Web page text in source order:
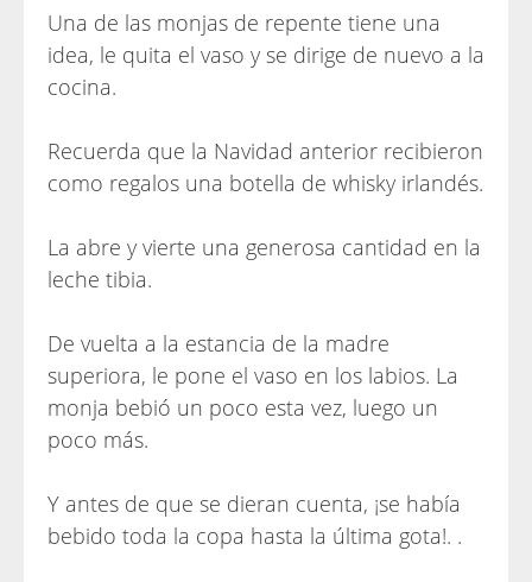
Una de las monjas de repente tiene una
idea, le quita el vaso y se dirige de nuevo a la
cocina.
Recuerda que la Navidad anterior recibieron
como regalos una botella de whisky irlandés.
La abre y vierte una generosa cantidad en la
leche tibia.
De vuelta a la estancia de la madre
superiora, le pone el vaso en los labios. La
monja bebió un poco esta vez, luego un
poco más.
Y antes de que se dieran cuenta, ¡se había
bebido toda la copa hasta la última gota!. .